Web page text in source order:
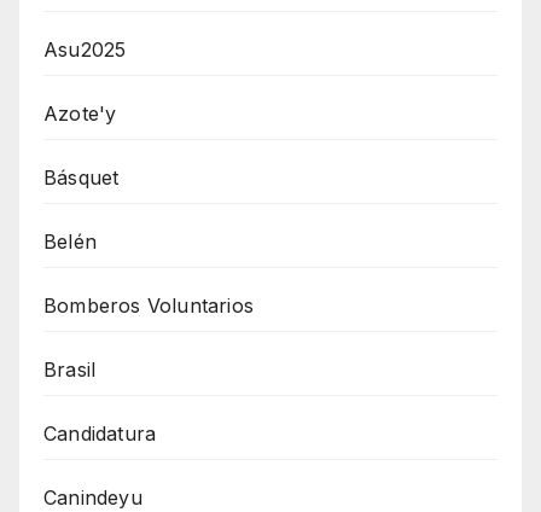
Asu2025
Azote'y
Básquet
Belén
Bomberos Voluntarios
Brasil
Candidatura
Canindeyu